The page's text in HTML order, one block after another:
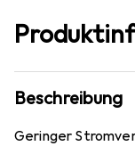
Beschreibung
Geringer